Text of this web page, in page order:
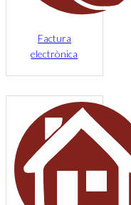
Factura
electrònica